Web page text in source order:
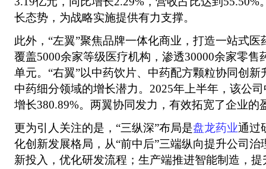
长态势，为战略实施提供有力支撑。
此外，“左翼”聚焦品牌一体化商业，打造一站式
覆盖5000余家等级医疗机构，渗透30000余家零售
单元。“右翼”以中药饮片、中药配方颗粒协同创
中药细分领域的增长潜力。2025年上半年，该公
增长380.89%。两翼协同发力，有效拓宽了企业的
更为引人关注的是，“三纵深”布局是盘龙药业通过
化创新发展格局，从“前中后”三端纵向提升公司
新投入，优化研发流程；生产端推进智能制造，